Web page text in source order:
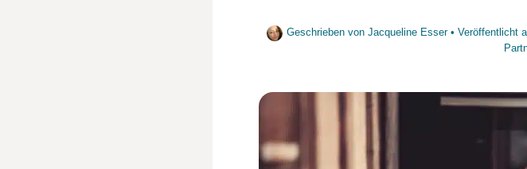
Geschrieben von Jacqueline Esser • Veröffentlicht